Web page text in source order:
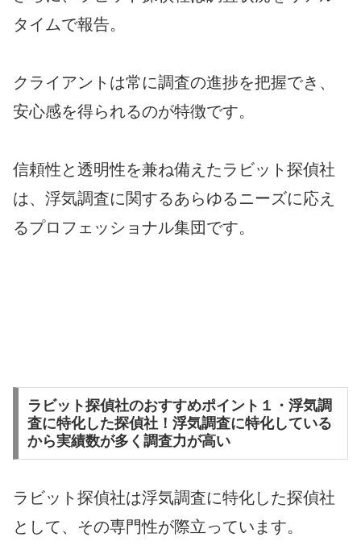
タイムで報告。
クライアントは常に調査の進捗を把握でき、
安心感を得られるのが特徴です。
信頼性と透明性を兼ね備えたラビット探偵社
は、浮気調査に関するあらゆるニーズに応え
るプロフェッショナル集団です。
ラビット探偵社のおすすめポイント１・浮気調
査に特化した探偵社！浮気調査に特化している
から実績数が多く調査力が高い
ラビット探偵社は浮気調査に特化した探偵社
として、その専門性が際立っています。